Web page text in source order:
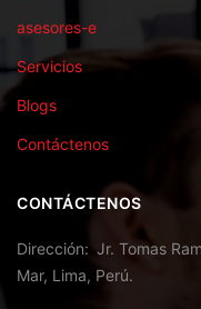
asesores-e
Servicios
Blogs
Contáctenos
CONTÁCTENOS
Dirección
Jr. Tomas
Mar, Lima, Perú.